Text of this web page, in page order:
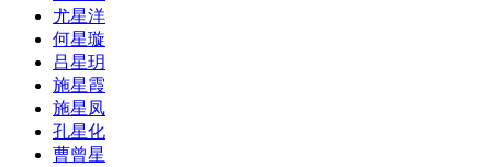
尤星洋
何星璇
吕星玥
施星霞
施星凤
孔星化
曹曾星